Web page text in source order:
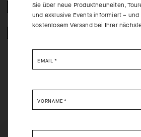
KOSTENLOSE RÜCKERSTATTUNG
HINTER DEN
Sie über neue Produktneuheiten,
und exklusive Events informiert –
kostenlosem Versand bei Ihrer
EMAIL *
VORNAME *